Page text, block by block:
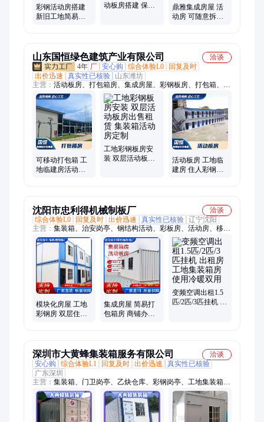
彩钢活动房搭建
新旧工地简易板
动板房搭建 保温
鼎雅集成房屋 活
动房 可随意拆装
山东国恒绿色建筑产业有限公司
洽谈
4年 厂 安心购 综合体验L0
回复及时
出价迅速
真实性已核验
山东潍坊
主营： 活动板房、打包箱房、集成房屋、彩钢板房、打包箱、折
叠箱
可移动打包箱 工
地临建房活动房
工地彩钢板房安
装 双层活动板房
活动板房 工地临
建房 住人彩钢房
沈阳市忠利得机械制板厂
洽谈
综合体验L0
回复及时 出价迅速 真实性已核验 辽宁沈阳
主营： 集装箱、治安岗亭、钢结构活动、彩板房、活动房、移动
房、定制房、房拼装、活动板房、移动箱房、移动板房、集成房
屋、彩钢板活动箱、核酸采集室
模块化房屋 工地
彩钢房 双层住人
集成房屋 简易打
包箱房 商铺办公
变频空调出租1.5
匹/2匹/3匹挂机 出
深圳市大黄蜂集装箱服务有限公司
洽谈
安心购
综合体验L1 回复及时 出价迅速
真实性已核验
广东深圳
主营： 集装箱、门卫岗亭、乙炔仓库、彩钢岗亭、工地集装箱、
氧气仓库、移动厕所、物资仓库、特种箱制造、二手集装箱、海
运集装箱、集装箱改造、特种集装箱